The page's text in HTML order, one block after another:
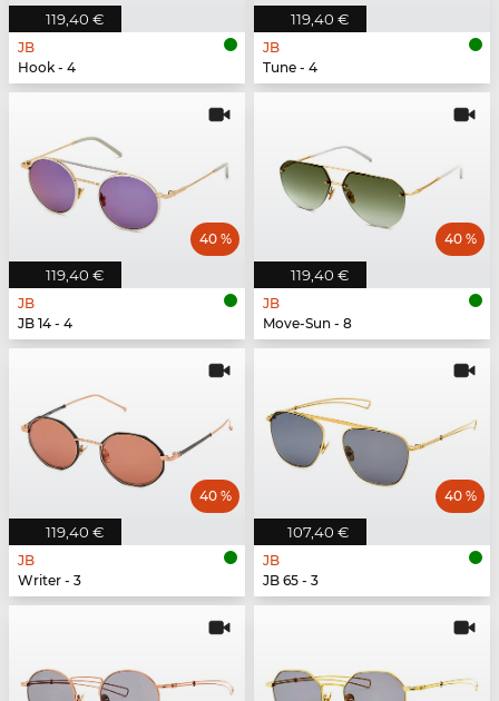
119,40 €
JB
Hook - 4
119,40 €
JB
Tune - 4
119,40 €
40 %
JB
JB 14 - 4
119,40 €
40 %
JB
Move-Sun - 8
119,40 €
40 %
JB
Writer - 3
107,40 €
40 %
JB
JB 65 - 3